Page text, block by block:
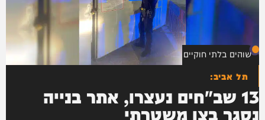
שוהים בלתי חוקיים
תל אביב:
13 שב"חים נעצרו, אתר בנייה
נסגר בצו משטרתי